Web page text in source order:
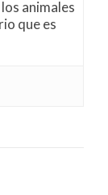
animales
que es